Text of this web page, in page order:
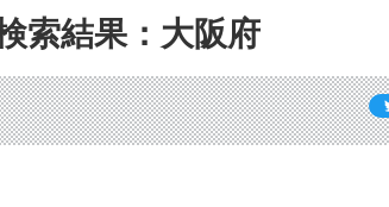
索結果：大阪府